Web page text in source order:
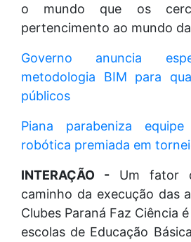
o mundo que os
pertencimento ao mundo da
Governo anuncia
metodologia BIM para
públicos
Piana parabeniza
robótica premiada em
INTERAÇÃO - Um fator
caminho da execução das
Clubes Paraná Faz Ciência
escolas de Educação